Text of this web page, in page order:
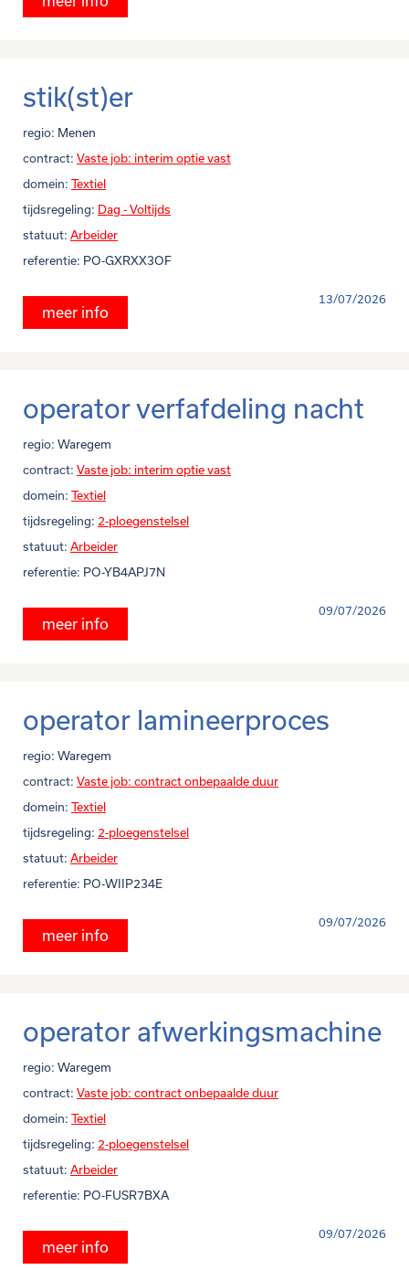
stik(st)er
regio: Menen
contract: Vaste job: interim optie vast
domein: Textiel
tijdsregeling: Dag - Voltijds
statuut: Arbeider
referentie: PO-GXRXX3OF
13/07/2026
meer info
operator verfafdeling nacht
regio: Waregem
contract: Vaste job: interim optie vast
domein: Textiel
tijdsregeling: 2-ploegenstelsel
statuut: Arbeider
referentie: PO-YB4APJ7N
09/07/2026
meer info
operator lamineerproces
regio: Waregem
contract: Vaste job: contract onbepaalde duur
domein: Textiel
tijdsregeling: 2-ploegenstelsel
statuut: Arbeider
referentie: PO-WIIP234E
09/07/2026
meer info
operator afwerkingsmachine
regio: Waregem
contract: Vaste job: contract onbepaalde duur
domein: Textiel
tijdsregeling: 2-ploegenstelsel
statuut: Arbeider
referentie: PO-FUSR7BXA
09/07/2026
meer info